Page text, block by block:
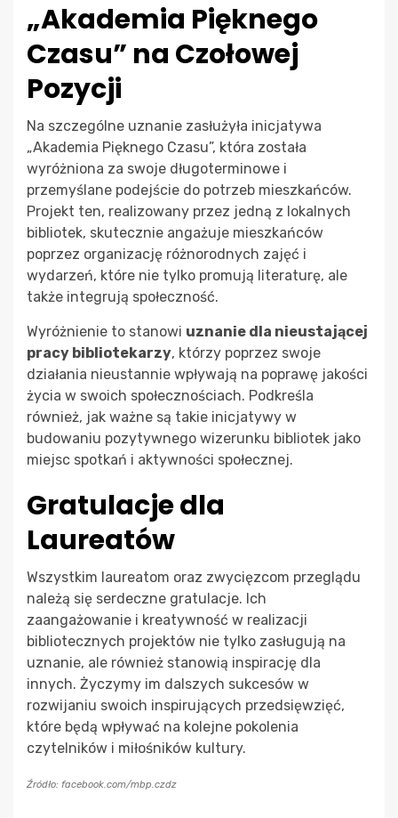
„Akademia Pięknego
Czasu” na Czołowej
Pozycji
Na szczególne uznanie zasłużyła inicjatywa
„Akademia Pięknego Czasu”, która została
wyróżniona za swoje długoterminowe i
przemyślane podejście do potrzeb mieszkańców.
Projekt ten, realizowany przez jedną z lokalnych
bibliotek, skutecznie angażuje mieszkańców
poprzez organizację różnorodnych zajęć i
wydarzeń, które nie tylko promują literaturę, ale
także integrują społeczność.
Wyróżnienie to stanowi uznanie dla nieustającej
pracy bibliotekarzy, którzy poprzez swoje
działania nieustannie wpływają na poprawę jakości
życia w swoich społecznościach. Podkreśla
również, jak ważne są takie inicjatywy w
budowaniu pozytywnego wizerunku bibliotek jako
miejsc spotkań i aktywności społecznej.
Gratulacje dla
Laureatów
Wszystkim laureatom oraz zwycięzcom przeglądu
należą się serdeczne gratulacje. Ich
zaangażowanie i kreatywność w realizacji
bibliotecznych projektów nie tylko zasługują na
uznanie, ale również stanowią inspirację dla
innych. Życzymy im dalszych sukcesów w
rozwijaniu swoich inspirujących przedsięwzięć,
które będą wpływać na kolejne pokolenia
czytelników i miłośników kultury.
Źródło: facebook.com/mbp.czdz